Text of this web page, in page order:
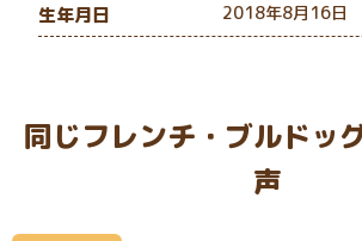
生年月日 2018年8月16日
同じフレンチ・ブルドッ
声